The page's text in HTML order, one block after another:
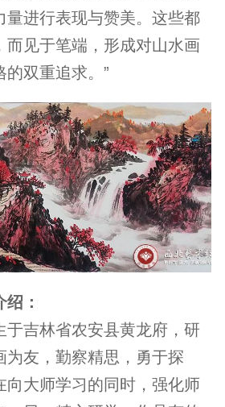
量进行表现与赞美。这些都
而见于笔端，形成对山水画
的双重追求。”
：
于吉林省农安县黄龙府，研
为友，勤察精思，勇于探
向大师学习的同时，强化师